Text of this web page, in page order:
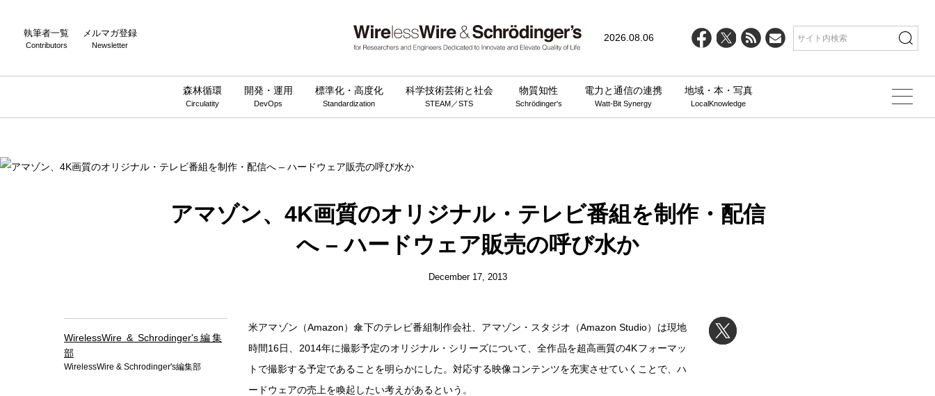
執筆者一覧
Contributors
メルマガ登録
Newsletter
2026.08.06
森林循環
Circulatity
開発・運用
DevOps
標準化・高度化
Standardization
科学技術芸術と社会
STEAM／STS
物質知性
Schrödinger's
電力と通信の連携
Watt-Bit Synergy
地域・本・写真
LocalKnowledge
Warning: Undefined array key 0 in /home/wwnstyle/wirelesswire.jp/public_html/wp-content/themes/wirelesswire_v3/functions.php
アマゾン、4K画質のオリジナル・テレビ番組を制作・配信
へ – ハードウェア販売の呼び水か
December 17, 2013
WirelessWire & Schrodinger's編集
部
WirelessWire & Schrodinger's編集部
米アマゾン（Amazon）傘下のテレビ番組制作会社、アマゾン・スタジオ（Amazon Studio）は現地
時間16日、2014年に撮影予定のオリジナル・シリーズについて、全作品を超高画質の4Kフォーマッ
トで撮影する予定であることを明らかにした。対応する映像コンテンツを充実させていくことで、ハ
ードウェアの売上を喚起したい考えがあるという。